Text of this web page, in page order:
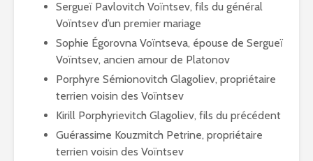
Sergueï Pavlovitch Voïntsev, fils du général
Voïntsev d’un premier mariage
Sophie Égorovna Voïntseva, épouse de Sergueï
Voïntsev, ancien amour de Platonov
Porphyre Sémionovitch Glagoliev, propriétaire
terrien voisin des Voïntsev
Kirill Porphyrievitch Glagoliev, fils du précédent
Guérassime Kouzmitch Petrine, propriétaire
terrien voisin des Voïntsev